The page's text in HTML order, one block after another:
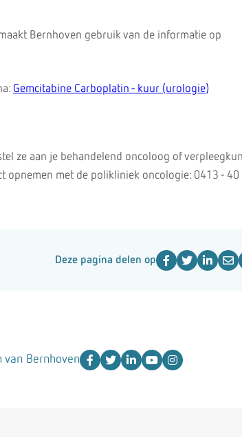
Bernhoven gebruik van de informatie op
Gemcitabine Carboplatin - kuur (urologie)
ze aan je behandelend oncoloog of
opnemen met de polikliniek oncologie: 0413 -
Deze pagina delen op
van Bernhoven